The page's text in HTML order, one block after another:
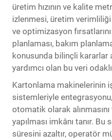
üretim hızının ve kalite
izlenmesi, üretim
ve optimizasyon
planlaması, bakım
konusunda bilinçli kararlar
yardımcı olan bu veri
Kartonlama makinelerinin
sistemleriyle
otomatik olarak
yapılması imkânı tanır.
süresini azaltır, operatör